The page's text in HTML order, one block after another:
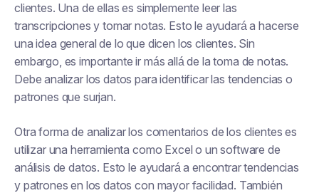
clientes. Una de ellas es simplemente leer las
transcripciones y tomar notas. Esto le ayudará a hacerse
una idea general de lo que dicen los clientes. Sin
embargo, es importante ir más allá de la toma de notas.
Debe analizar los datos para identificar las tendencias o
patrones que surjan.
Otra forma de analizar los comentarios de los clientes es
utilizar una herramienta como Excel o un software de
análisis de datos. Esto le ayudará a encontrar tendencias
y patrones en los datos con mayor facilidad. También